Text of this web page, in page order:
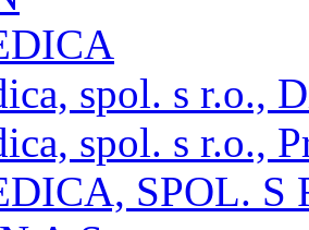
spol. s r.o.,
spol. s r.o.,
SPOL. S